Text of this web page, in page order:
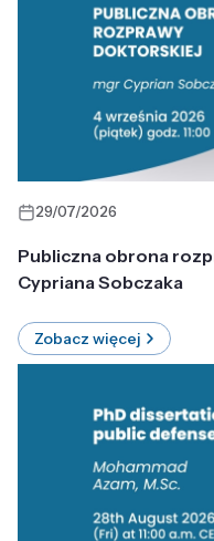
29/07/2026
Publiczna obrona
Cypriana Sobczaka
Zobacz więcej